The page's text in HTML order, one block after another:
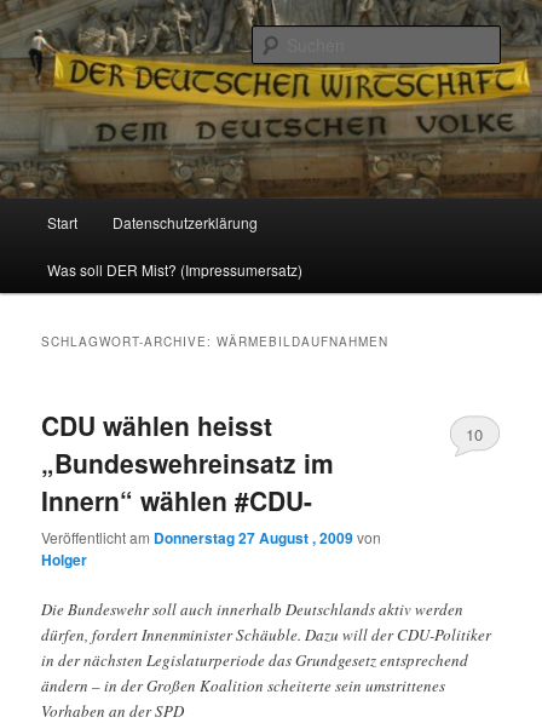
Reizzentrum
Politik, Wirtschaft, Soziales und Gesellschaft
Zum
Inhalt
Zum
sekundären
Start Datenschutzerklärung
Was soll DER Mist? (Impressumersatz)
SCHLAGWORT-ARCHIVE:WÄRMEBILDAUFNAHMEN
CDU wählen heisst
„Bundeswehreinsatz im
Innern“ wählen #CDU-
Veröffentlicht am Donnerstag 27 August , 2009von
Holger
10
Die Bundeswehr soll auch innerhalb Deutschlands aktiv werden
dürfen, fordert Innenminister Schäuble. Dazu will der CDU-Politiker
in der nächsten Legislaturperiode das Grundgesetz entsprechend
ändern – in der Großen Koalition scheiterte sein umstrittenes
Vorhaben an der SPD